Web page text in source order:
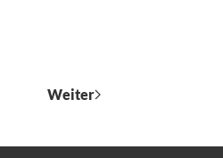
Weiter